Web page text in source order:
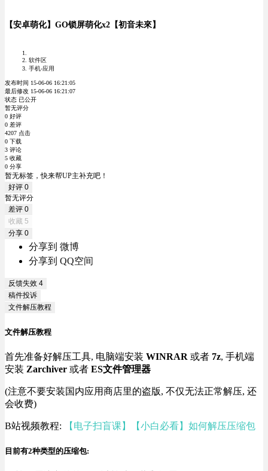
【安卓萌化】GO锁屏萌化x2【初音未來】
软件区
手机-应用
发布时间 15-06-06 16:21:05
最后修改 15-06-06 16:21:07
状态 已公开
暂无评分
0 好评
0 差评
4207 点击
0 下载
3 评论
5 收藏
0 分享
暂无标签，快来帮UP主补充吧！
好评 0
暂无评分
差评 0
收藏 5
分享 0
分享到 微博
分享到 QQ空间
反馈失效 4
稿件投诉
文件解压教程
文件解压教程
首先准备好解压工具, 电脑端安装 WINRAR 或者 7z, 手机端
安装 Zarchiver 或者 ES文件管理器
(注意不要安装国内应用商店里的盗版, 不仅无法正常解压, 还
会收费)
B站视频教程: 【电子扫盲课】【小白必看】如何解压压缩包
目前有2种类型的压缩包: